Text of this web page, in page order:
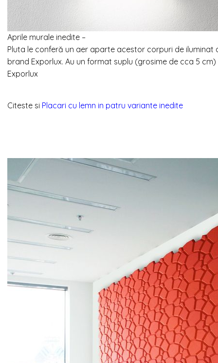
Aprile murale inedite –
Pluta le conferă un aer aparte acestor corpuri de iluminat
brand Exporlux. Au un format suplu (grosime de cca 5 cm)
Exporlux
Citeste si Placari cu lemn in patru variante inedite